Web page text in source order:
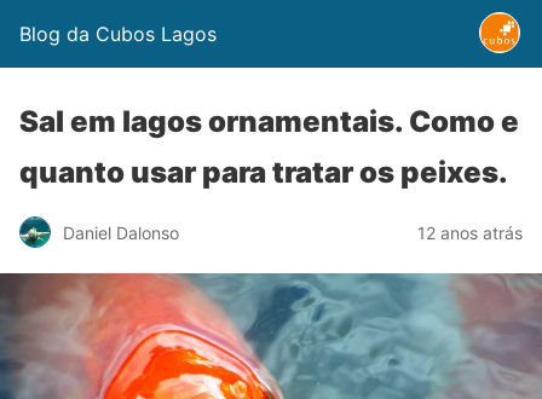
Blog da Cubos Lagos
Sal em lagos ornamentais. Como e
quanto usar para tratar os peixes.
Daniel Dalonso 12 anos atrás